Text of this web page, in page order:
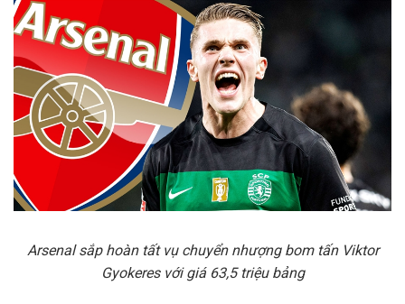
Arsenal sắp hoàn tất vụ chuyển nhượng bom tấn Viktor
Gyokeres với giá 63,5 triệu bảng